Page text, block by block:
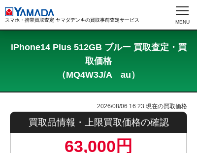
スマホ・携帯買取査定 ヤマダデンキの買取事前査定サービス
iPhone14 Plus 512GB ブルー 買取査定・買
取価格
（MQ4W3J/A au）
2026/08/06 16:23 現在の買取価格
買取品情報・上限買取価格の確認
63,000円